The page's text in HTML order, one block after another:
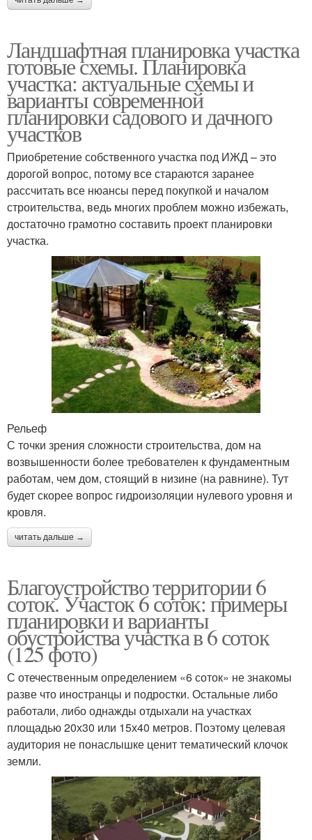
Ландшафтная планировка участка
готовые схемы. Планировка
участка: актуальные схемы и
варианты современной
планировки садового и дачного
участков
Приобретение собственного участка под ИЖД – это
дорогой вопрос, потому все стараются заранее
рассчитать все нюансы перед покупкой и началом
строительства, ведь многих проблем можно избежать,
достаточно грамотно составить проект планировки
участка.
Рельеф
С точки зрения сложности строительства, дом на
возвышенности более требователен к фундаментным
работам, чем дом, стоящий в низине (на равнине). Тут
будет скорее вопрос гидроизоляции нулевого уровня и
кровля.
читать дальше →
Благоустройство территории 6
соток. Участок 6 соток: примеры
планировки и варианты
обустройства участка в 6 соток
(125 фото)
С отечественным определением «6 соток» не знакомы
разве что иностранцы и подростки. Остальные либо
работали, либо однажды отдыхали на участках
площадью 20х30 или 15х40 метров. Поэтому целевая
аудитория не понаслышке ценит тематический клочок
земли.